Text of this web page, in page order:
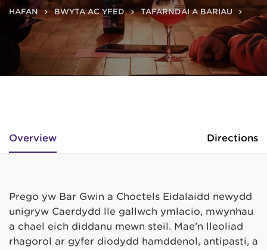
HAFAN BWYTA AC YFED TAFARNDAI A BARIAU
Overview Directions
Prego yw Bar Gwin a Choctels Eidalaidd newydd
unigryw Caerdydd lle gallwch ymlacio, mwynhau
a chael eich diddanu mewn steil. Mae’n lleoliad
rhagorol ar gyfer diodydd hamddenol, antipasti, a